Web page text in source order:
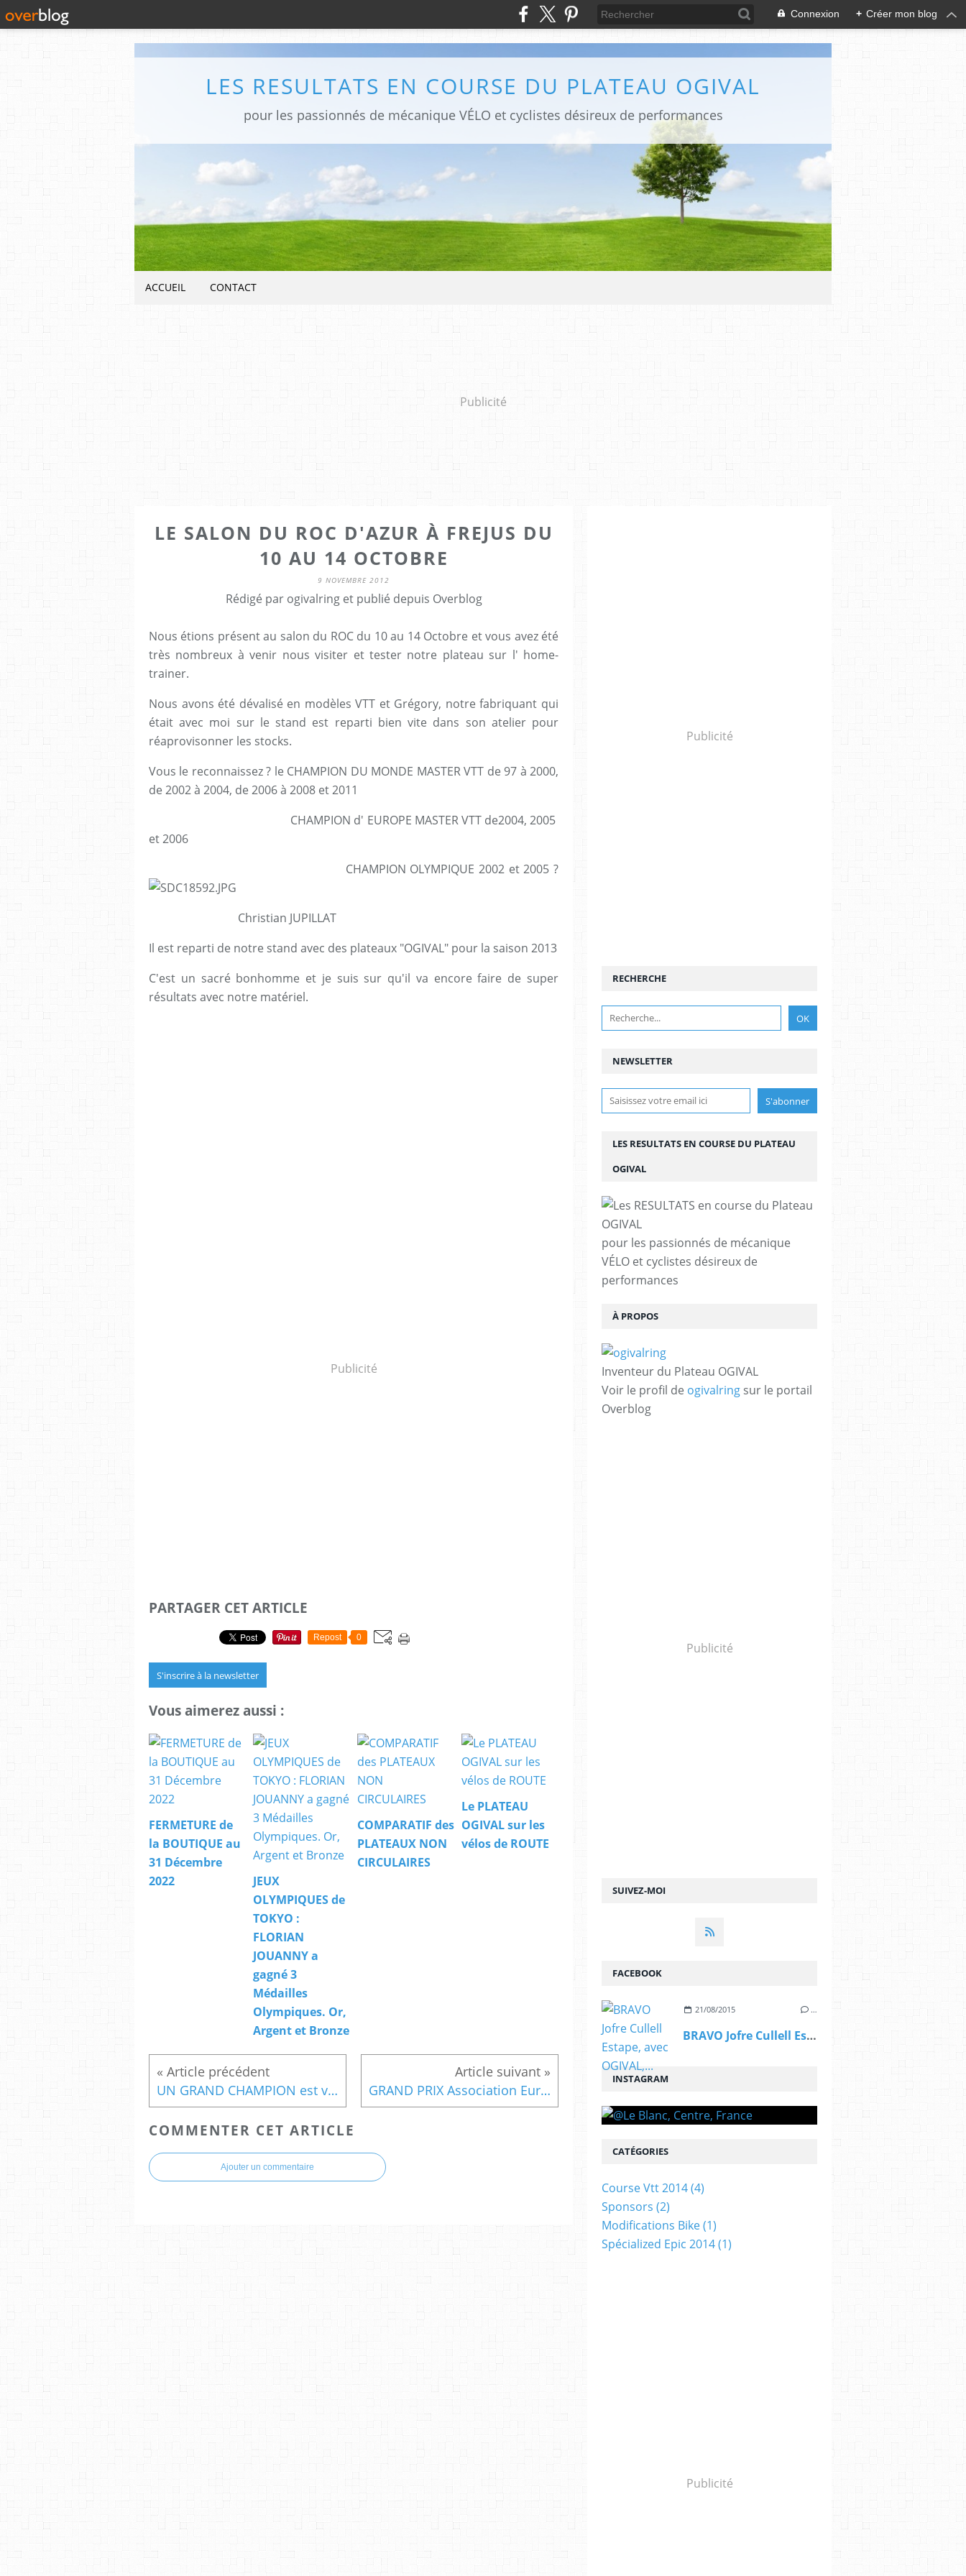
Connexion + Créer mon blog
LES RESULTATS EN COURSE DU PLATEAU OGIVAL
pour les passionnés de mécanique VÉLO et cyclistes désireux de performances
ACCUEIL CONTACT
Publicité
LE SALON DU ROC D'AZUR À FREJUS DU
10 AU 14 OCTOBRE
9 NOVEMBRE 2012
Rédigé par ogivalring et publié depuis Overblog
Nous étions présent au salon du ROC du 10 au 14 Octobre et vous avez été
très nombreux à venir nous visiter et tester notre plateau sur l' home-
trainer.
Nous avons été dévalisé en modèles VTT et Grégory, notre fabriquant qui
était avec moi sur le stand est reparti bien vite dans son atelier pour
réaprovisonner les stocks.
Vous le reconnaissez ? le CHAMPION DU MONDE MASTER VTT de 97 à 2000,
de 2002 à 2004, de 2006 à 2008 et 2011
CHAMPION d' EUROPE MASTER VTT de2004, 2005
et 2006
CHAMPION OLYMPIQUE 2002 et 2005 ?
Christian JUPILLAT
Il est reparti de notre stand avec des plateaux "OGIVAL" pour la saison 2013
C'est un sacré bonhomme et je suis sur qu'il va encore faire de super
résultats avec notre matériel.
Publicité
PARTAGER CET ARTICLE
Repost 0
S'inscrire à la newsletter
Vous aimerez aussi :
FERMETURE de
la BOUTIQUE au
31 Décembre
2022
JEUX
OLYMPIQUES de
TOKYO :
FLORIAN
JOUANNY a
gagné 3
Médailles
Olympiques. Or,
Argent et Bronze
COMPARATIF des
PLATEAUX NON
CIRCULAIRES
Le PLATEAU
OGIVAL sur les
vélos de ROUTE
UN GRAND CHAMPION est venu féliciter MAAS VAN BEEK GRAND PRIX Association Européenne des Inventeurs
COMMENTER CET ARTICLE
Ajouter un commentaire
Publicité
NEWSLETTER
SUIVEZ-MOI
RECHERCHE
LES RESULTATS EN COURSE DU PLATEAU
OGIVAL
pour les passionnés de mécanique
VÉLO et cyclistes désireux de
performances
À PROPOS
Inventeur du Plateau OGIVAL
Voir le profil de ogivalring sur le portail
Overblog
Publicité
FACEBOOK
21/08/2015 …
BRAVO Jofre Cullell Estape, avec OGIVAL,...
INSTAGRAM
CATÉGORIES
Course Vtt 2014(4)
Sponsors (2)
Modifications Bike(1)
Spécialized Epic 2014(1)
Publicité